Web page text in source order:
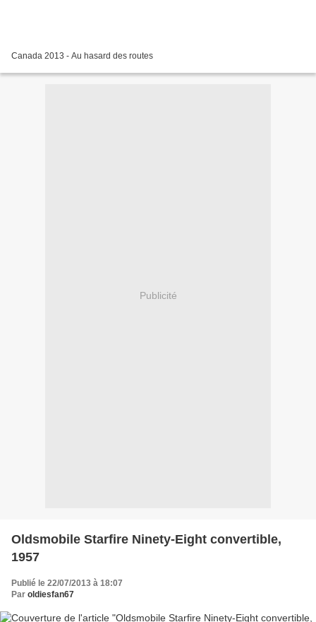
Canada 2013 - Au hasard des routes
Publicité
Oldsmobile Starfire Ninety-Eight convertible,
1957
Publié le 22/07/2013 à 18:07
Par oldiesfan67